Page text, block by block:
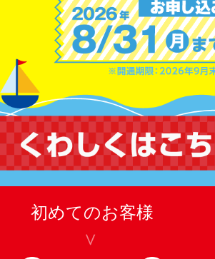
初めてのお客様